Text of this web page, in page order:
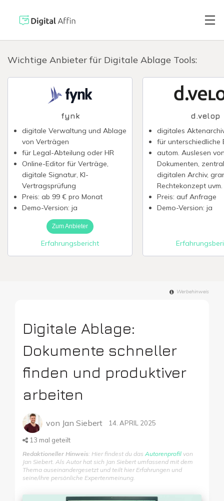
PRAXISORIENTIERTER
SOFTWARE-BLOG
Neuste Artikel
Digitaler
Digitale
Virtuelle
Digitale
Wichtige Anbieter für Digitale Ablage Tools:
fynk
digitale Verwaltung und Ablage
von Verträgen
für Legal-Abteilung oder HR
Online-Editor für Verträge,
digitale Signatur, KI-
Vertragsprüfung
Preis: ab 99 € pro Monat
Demo-Version: ja
Zum Anbieter
Erfahrungsbericht
d.velop
digitales
für unterschiedliche
autom. Auslesen
Dokumenten,
digitalen Archiv,
Rechtekonzept uvm.
Preis: auf Anfrage
Demo-Version: ja
Werbehinweis
Digitale Ablage:
Dokumente schneller
finden und produktiver
arbeiten
von Jan Siebert 14. APRIL 2025
13 mal geteilt
Redaktioneller Hinweis: Hier findest du das Autorenprofil von
Jan Siebert. Als Autor hat sich Jan Siebert umfassend mit dem
Thema auseinandergesetzt und teilt hier Erfahrungen und
seine/ihre persönliche Expertenmeinung.